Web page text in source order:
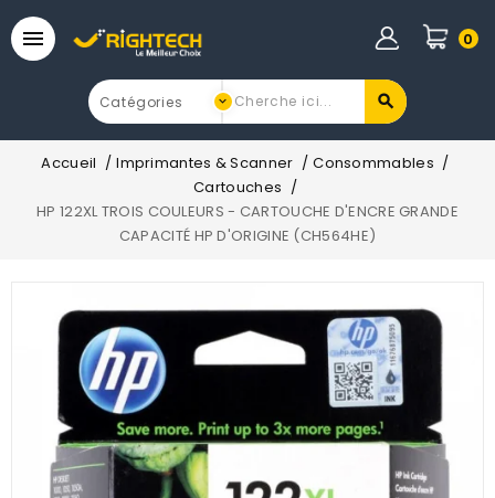
 0
Accueil Imprimantes & Scanner
Consommables
Cartouches
HP 122XL TROIS COULEURS - CARTOUCHE D'ENCRE GRANDE
CAPACITÉ HP D'ORIGINE (CH564HE)